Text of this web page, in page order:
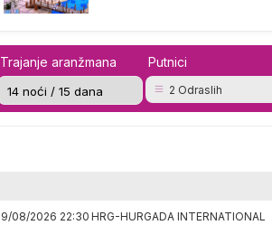
Trajanje aranžmana Putnici
2 Odraslih
08/2026 22:30HRG-HURGADA INTERNATIONAL